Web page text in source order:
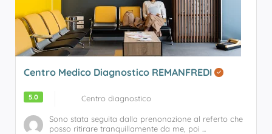
Centro Medico Diagnostico REMANFREDI
5.0 Centro diagnostico
Sono stata seguita dalla prenonazione al referto che
posso ritirare tranquillamente da me, poi ...